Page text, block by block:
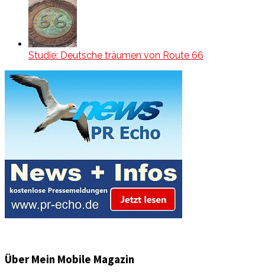
Studie: Deutsche träumen von Route 66
Über Mein Mobile Magazin